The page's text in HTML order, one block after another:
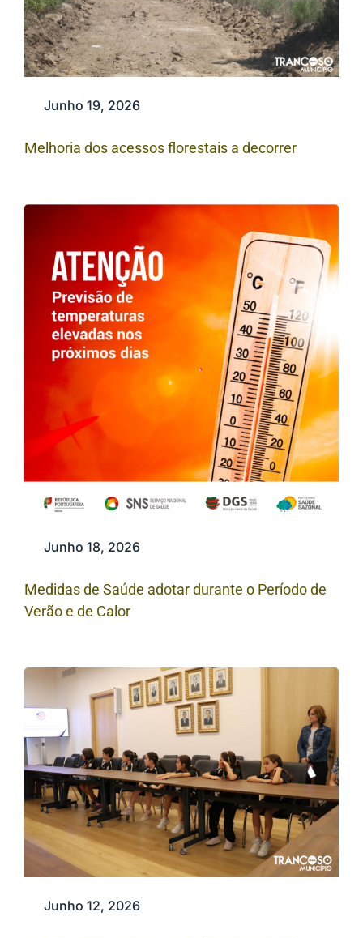
Junho 19, 2026
Melhoria dos acessos florestais a decorrer
Junho 18, 2026
Medidas de Saúde adotar durante o Período de
Verão e de Calor
Junho 12, 2026